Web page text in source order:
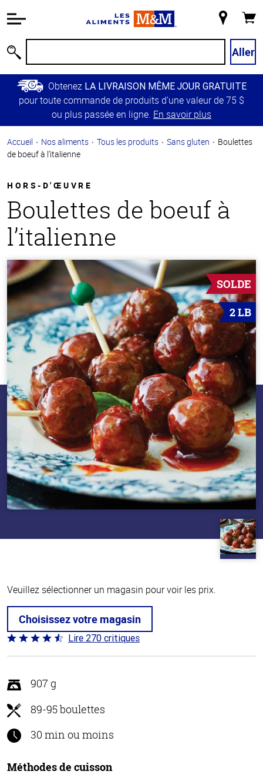
relative à
Passer
contenu
principal
Retour à
principale
magasin
Aller
Obtenez LA LIVRAISON MÊME JOUR GRATUITE
pour toute commande de produits d’une valeur de 75 $
ou plus passée en ligne. En savoir plus
Accueil Nos aliments Tous les produits Sans gluten
Boulettes
de boeuf à l’italienne
HORS-D'ŒUVRE
Boulettes de boeuf à
l’italienne
SOLDE
2 LB
Veuillez sélectionner un magasin pour voir les prix.
Choisissez votre magasin
Coté
4.5 sur
Lire 270 critiques
907 g
89-95 boulettes
30 min ou moins
Méthodes de cuisson